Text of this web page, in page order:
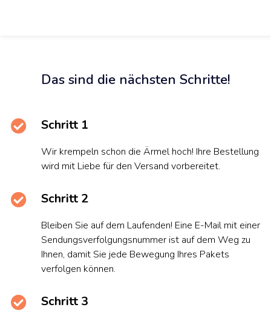
Das sind die nächsten Schritte!
Schritt 1
Wir krempeln schon die Ärmel hoch! Ihre Bestellung
wird mit Liebe für den Versand vorbereitet.
Schritt 2
Bleiben Sie auf dem Laufenden! Eine E-Mail mit einer
Sendungsverfolgungsnummer ist auf dem Weg zu
Ihnen, damit Sie jede Bewegung Ihres Pakets
verfolgen können.
Schritt 3